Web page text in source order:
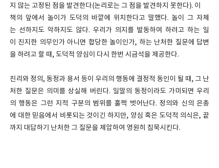
지 않는 고정된 점을 발견한다(논리로는 그 점을 발견하지 못한다). 이
책의 앞에서 놀이가 도덕의 바깥에 위치한다고 말했다. 놀이 그 자체
는 선하지도 악하지도 않다. 우리가 의지를 발동하여 하려고 하는 일
이 진지한 의무인가 아니면 합당한 놀이인가, 하는 난처한 질문에 답변
을 하려고 할 때, 도덕적 양심이 다시 한번 시금석을 제공한다.
진리와 정의, 동정과 용서 등이 우리의 행동에 결정적 동인이 될 때, 그 난
처한 질문은 의미를 상실해 버린다. 일말의 동정이라도 가미되면 우리
의 행동은 그런 지적 구분의 범위를 훌쩍 벗어난다. 정의와 신의 은총
에 대한 믿음에서 비롯되는 것이긴 하지만, 양심 혹은 도덕적 의식은, 끝
까지 대답하기 난처한 그 질문을 제압하여 영원히 침묵시킨다.